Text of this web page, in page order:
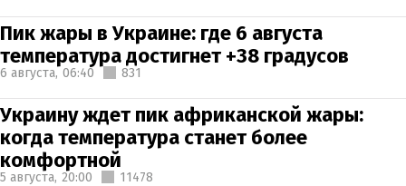
Пик жары в Украине: где 6 августа
температура достигнет +38 градусов
6 августа, 06:40 831
Украину ждет пик африканской жары:
когда температура станет более
комфортной
5 августа, 20:00 11478